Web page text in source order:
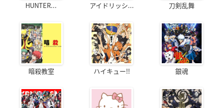
HUNTER... アイドリッシ... 刀剣乱舞
暗殺教室 ハイキュー!! 銀魂